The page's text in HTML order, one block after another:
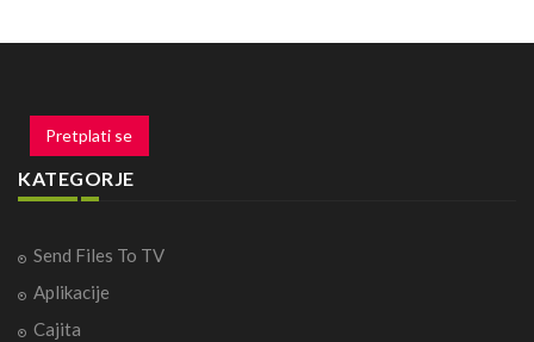
Pretplati se
KATEGORJE
Send Files To TV
Aplikacije
Cajita